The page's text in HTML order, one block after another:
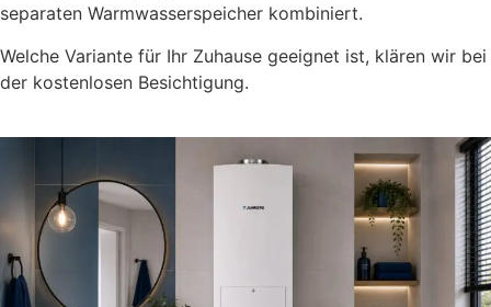
separaten Warmwasserspeicher kombiniert.
Welche Variante für Ihr Zuhause geeignet ist, klären wir bei
der kostenlosen Besichtigung.